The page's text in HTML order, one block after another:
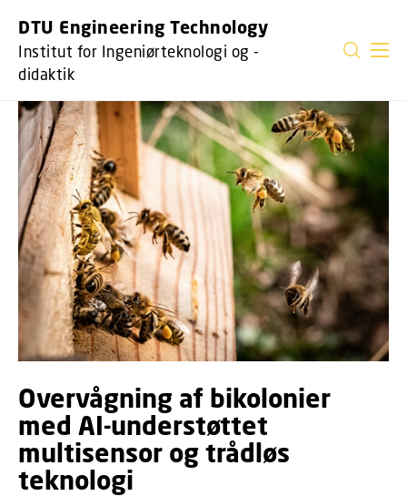
DTU Engineering Technology
Institut for Ingeniørteknologi og -
didaktik
Overvågning af bikolonier
med AI-understøttet
multisensor og trådløs
teknologi